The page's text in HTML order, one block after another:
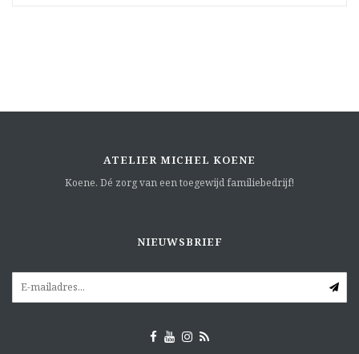
ATELIER MICHEL KOENE
Koene. Dé zorg van een toegewijd familiebedrijf!
NIEUWSBRIEF